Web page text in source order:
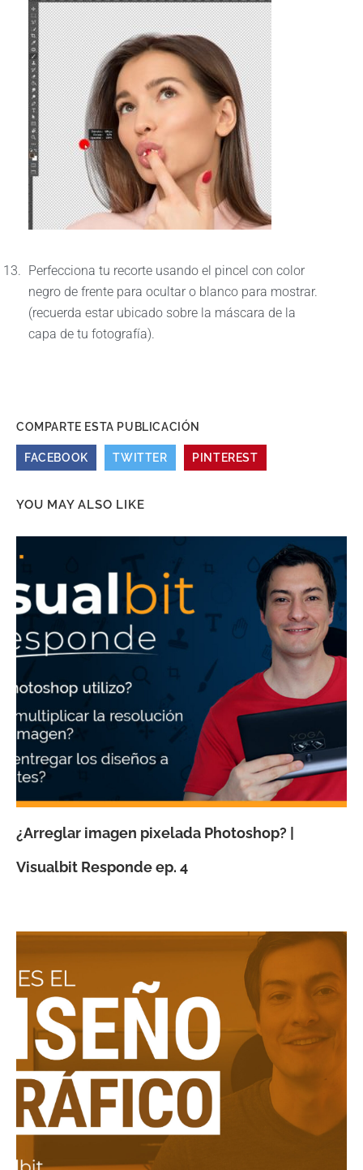
Perfecciona tu recorte usando el pincel con color
negro de frente para ocultar o blanco para mostrar.
(recuerda estar ubicado sobre la máscara de la
capa de tu fotografía).
COMPARTE ESTA PUBLICACIÓN
FACEBOOK TWITTER PINTEREST
YOU MAY ALSO LIKE
¿Arreglar imagen pixelada Photoshop? |
Visualbit Responde ep. 4